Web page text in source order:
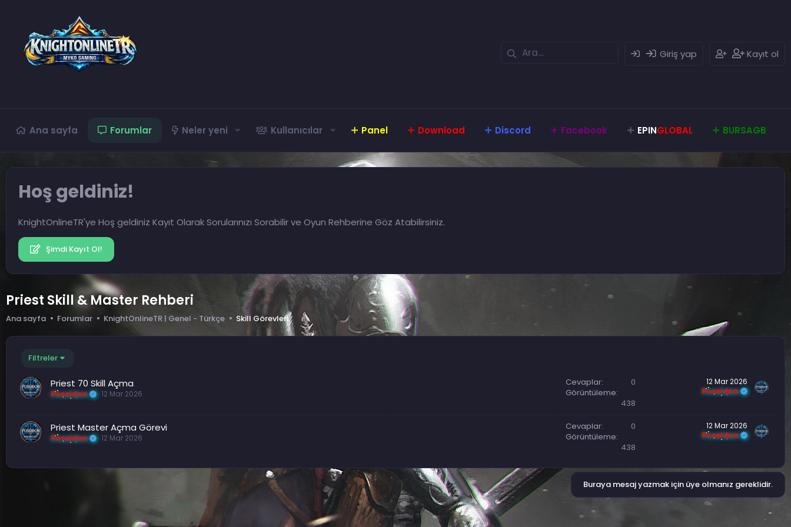
Giriş yap Kayıt ol
Ana sayfa Forumlar Neler yeni Kullanıcılar Panel Download Discord Facebook EPINGLOBAL BURSAGB
Hoş geldiniz!
KnightOnlineTR'ye Hoş geldiniz Kayıt Olarak Sorularınızı Sorabilir ve Oyun Rehberine Göz Atabilirsiniz.
Şimdi Kayıt Ol!
Priest Skill & Master Rehberi
Ana sayfa Forumlar KnightOnlineTR | Genel - Türkçe Skill Görevleri
Filtreler
Priest 70 Skill Açma
Poseidon 12 Mar 2026
Cevaplar
0
Görüntüleme
438
12 Mar 2026
Poseidon
Priest Master Açma Görevi
Poseidon 12 Mar 2026
Cevaplar
0
Görüntüleme
438
12 Mar 2026
Poseidon
Buraya mesaj yazmak için üye olmanız gereklidir.